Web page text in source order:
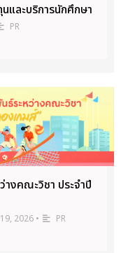
และบริการนักศึกษา
PR
างคณะวิชา ประจำปี
2026 • PR